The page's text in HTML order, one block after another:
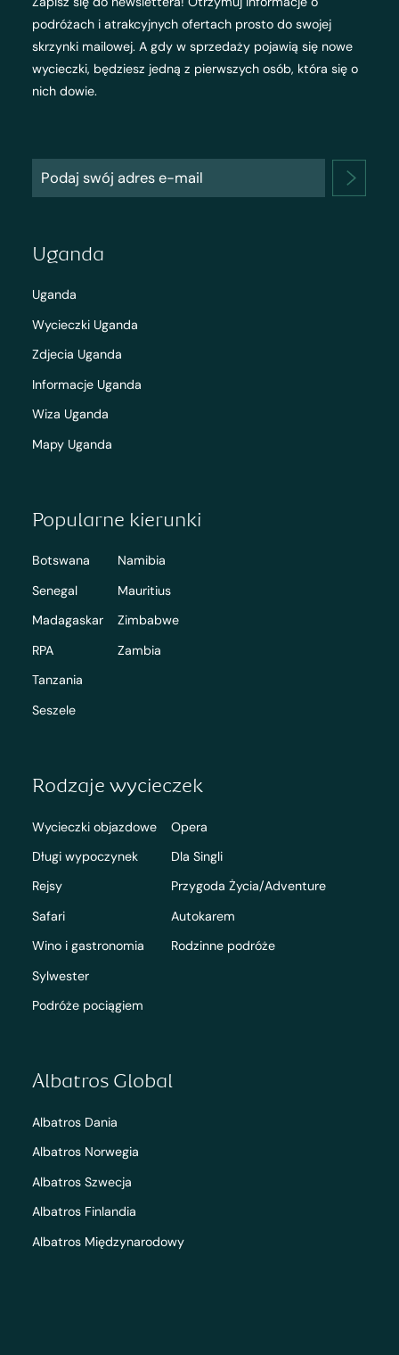
podróżach i atrakcyjnych ofertach prosto do swojej
skrzynki mailowej. A gdy w sprzedaży pojawią się nowe
wycieczki, będziesz jedną z pierwszych osób, która się o
nich dowie.
Uganda
Uganda
Wycieczki Uganda
Zdjecia Uganda
Informacje Uganda
Wiza Uganda
Mapy Uganda
Popularne kierunki
Botswana
Senegal
Madagaskar
RPA
Tanzania
Seszele
Namibia
Mauritius
Zimbabwe
Zambia
Rodzaje wycieczek
Wycieczki objazdowe
Długi wypoczynek
Rejsy
Safari
Wino i gastronomia
Sylwester
Podróże pociągiem
Opera
Dla Singli
Przygoda Życia/Adventure
Autokarem
Rodzinne podróże
Albatros Global
Albatros Dania
Albatros Norwegia
Albatros Szwecja
Albatros Finlandia
Albatros Międzynarodowy